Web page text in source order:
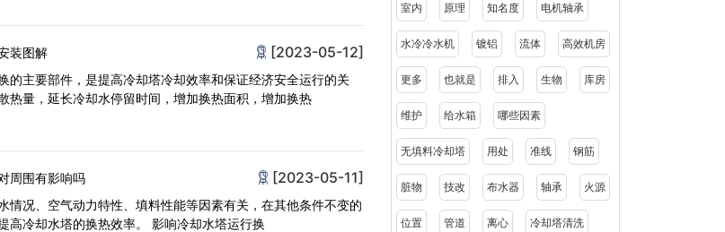
装图解 [2023-05-12]
的主要部件，是提高冷却塔冷却效率和保证经济安全运行的关
热量，延长冷却水停留时间，增加换热面积，增加换热
周围有影响吗 [2023-05-11]
情况、空气动力特性、填料性能等因素有关，在其他条件不变的
情况下，改善冷却水塔的布水情况，将会提高冷却水塔的换热效率。 影响冷却水塔运行换
室内 原理 知名度 电机轴承
水冷冷水机 镀铝 流体 高效机房
更多 也就是 排入 生物 库房
维护 给水箱 哪些因素
无填料冷却塔 用处 准线 钢筋
脏物 技改 布水器 轴承 火源
位置 管道 离心 冷却塔清洗